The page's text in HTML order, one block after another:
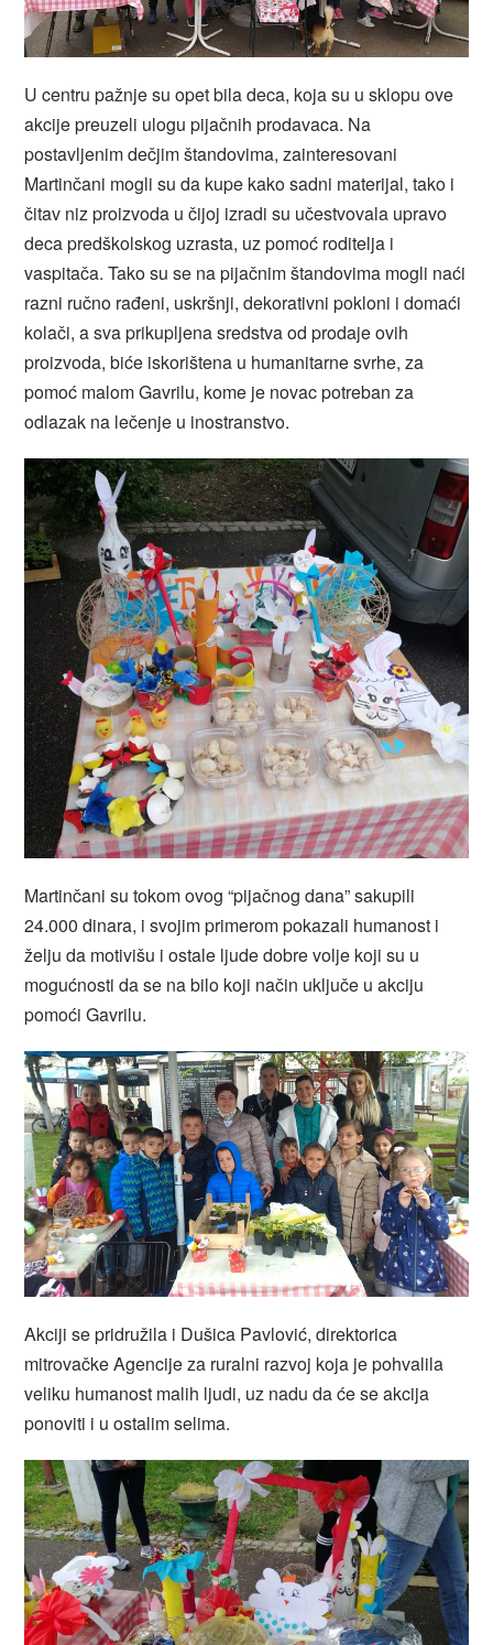
U centru pažnje su opet bila deca, koja su u sklopu ove
akcije preuzeli ulogu pijačnih prodavaca. Na
postavljenim dečjim štandovima, zainteresovani
Martinčani mogli su da kupe kako sadni materijal, tako i
čitav niz proizvoda u čijoj izradi su učestvovala upravo
deca predškolskog uzrasta, uz pomoć roditelja i
vaspitača. Tako su se na pijačnim štandovima mogli naći
razni ručno rađeni, uskršnji, dekorativni pokloni i domaći
kolači, a sva prikupljena sredstva od prodaje ovih
proizvoda, biće iskorištena u humanitarne svrhe, za
pomoć malom Gavrilu, kome je novac potreban za
odlazak na lečenje u inostranstvo.
Martinčani su tokom ovog “pijačnog dana” sakupili
24.000 dinara, i svojim primerom pokazali humanost i
želju da motivišu i ostale ljude dobre volje koji su u
mogućnosti da se na bilo koji način uključe u akciju
pomoći Gavrilu.
Akciji se pridružila i Dušica Pavlović, direktorica
mitrovačke Agencije za ruralni razvoj koja je pohvalila
veliku humanost malih ljudi, uz nadu da će se akcija
ponoviti i u ostalim selima.